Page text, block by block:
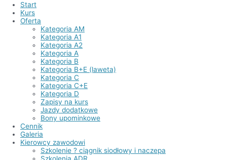
Start
Kurs
Oferta
Kategoria AM
Kategoria A1
Kategoria A2
Kategoria A
Kategoria B
Kategoria B+E (laweta)
Kategoria C
Kategoria C+E
Kategoria D
Zapisy na kurs
Jazdy dodatkowe
Bony upominkowe
Cennik
Galeria
Kierowcy zawodowi
Szkolenie ? ciągnik siodłowy i naczepa